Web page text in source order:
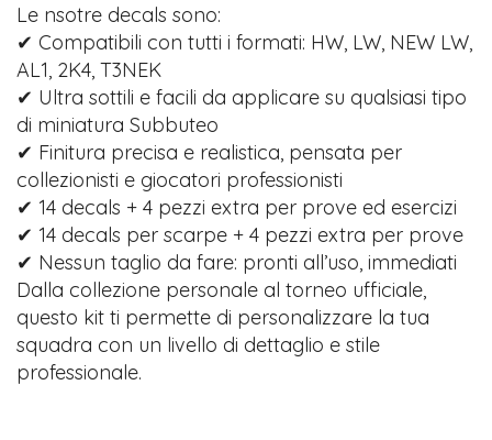
Le nsotre decals sono:
✔ Compatibili con tutti i formati: HW, LW, NEW LW,
AL1, 2K4, T3NEK
✔ Ultra sottili e facili da applicare su qualsiasi tipo
di miniatura Subbuteo
✔ Finitura precisa e realistica, pensata per
collezionisti e giocatori professionisti
✔ 14 decals + 4 pezzi extra per prove ed esercizi
✔ 14 decals per scarpe + 4 pezzi extra per prove
✔ Nessun taglio da fare: pronti all’uso, immediati
Dalla collezione personale al torneo ufficiale,
questo kit ti permette di personalizzare la tua
squadra con un livello di dettaglio e stile
professionale.